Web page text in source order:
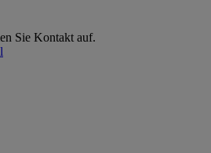
Sie Kontakt auf.